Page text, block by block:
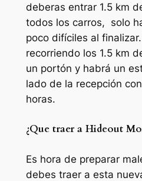
deberas entrar 1.5 km
todos los carros, solo
poco difíciles al
recorriendo los 1.5 km
un portón y habrá un
lado de la recepción
horas.
¿Que traer a Hideout
Es hora de preparar
debes traer a esta